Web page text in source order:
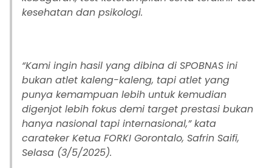
kesehatan dan psikologi.
“Kami ingin hasil yang dibina di SPOBNAS ini
bukan atlet kaleng-kaleng, tapi atlet yang
punya kemampuan lebih untuk kemudian
digenjot lebih fokus demi target prestasi bukan
hanya nasional tapi internasional,” kata
carateker Ketua FORKI Gorontalo, Safrin Saifi,
Selasa (3/5/2025).